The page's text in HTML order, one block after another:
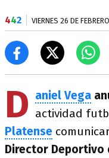
442 VIERNES 26 DE
D aniel Vega
actividad
Platense
Director Deportivo